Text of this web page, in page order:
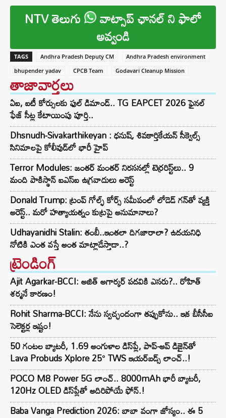
NTV తెలుగు వాట్సాప్ ఛానల్ ని ఫాలో
అవ్వండి
TAGS Andhra Pradesh Deputy CM
Andhra Pradesh environment
bhupender yadav
CPCB Team Godavari Cleanup Mission
తాజావార్తలు
ఏఐ, ఐటీ కోర్సులకు ఫుల్ డిమాండ్.. TG EAPCET 2026 ఫైనల్
ఫేజ్ సీట్ల కేటాయింపు పూర్తి..
Dhsnudh-Sivakarthikeyan : ధనుష్, శివకార్తికేయన్ సీక్వెల్స్
సినిమాలపై కోలీవుడ్‌లో భారీ హైప్
Terror Modules: జంతర్ మంతర్ నిరసనల్లో టెర్రరిస్ట్‌లు.. 9
మంది పాకిస్థాన్ ఐఎస్ఐ ఉగ్రవాదులు అరెస్ట్
Donald Trump: ట్రంప్ గోల్ఫ్ కోర్స్ సమీపంలో లోడెడ్ గన్‌తో వ్యక్తి
అరెస్ట్.. మరో హత్యాయత్నం కుట్రపై అనుమానాలు?
Udhayanidhi Stalin: తంబీ..ఇంతలా దిగజారాలా? ఉదయనిధి
నోటికి ఎంత వస్తే అంత మాట్లాడేస్తాడా..?
ట్రెండింగ్‌
Ajit Agarkar-BCCI: అజిత్ అగార్కర్ పదవికి ఎసరు?.. రోహిత్
శర్మనే కారణం!
Rohit Sharma-BCCI: నేను స్వచ్ఛందంగా తప్పుకోను.. ఇక బీసీసీఐ
సెలెక్టర్ల ఇష్టం!
50 గంటల బ్యాటరీ, 1.69 అంగుళాల డిస్‌ప్లే, పాప్-అప్ డిజైన్‌తో
Lava Probuds Xplore 25° TWS ఇయర్‌బడ్స్ లాంచ్..!
POCO M8 Power 5G లాంచ్.. 8000mAh భారీ బ్యాటరీ,
120Hz OLED డిస్‌ప్లేతో అదిరిపోయే ఫోన్.!
Baba Vanga Prediction 2026: బాబా వంగా జోస్యం.. ఈ 5